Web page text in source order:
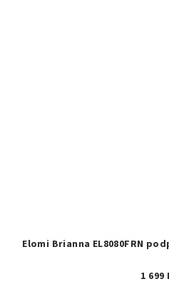
Elomi Brianna EL8080FRN
1 699